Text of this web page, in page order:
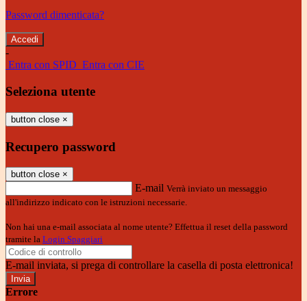
Password dimenticata?
-
Entra con SPID Entra con CIE
Seleziona utente
button close ×
Recupero password
button close ×
E-mail Verrà inviato un messaggio
all'indirizzo indicato con le istruzioni necessarie.
Non hai una e-mail associata al nome utente? Effettua il reset della password
tramite la Login Spaggiari
E-mail inviata, si prega di controllare la casella di posta elettronica!
Errore